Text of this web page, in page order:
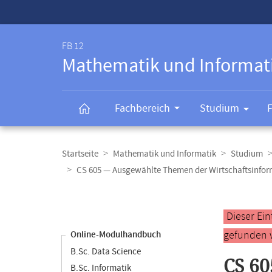
FB 12
Mathematik und
Fachbereich Studium
Navigation
Startseite Mathematik und Informatik Studium
CS 605 — Ausgewählte Themen der
Online-Modulhandbuch
B.Sc. Data Science
B.Sc. Informatik
Hauptinhalt
Dieser
gefunden
CS